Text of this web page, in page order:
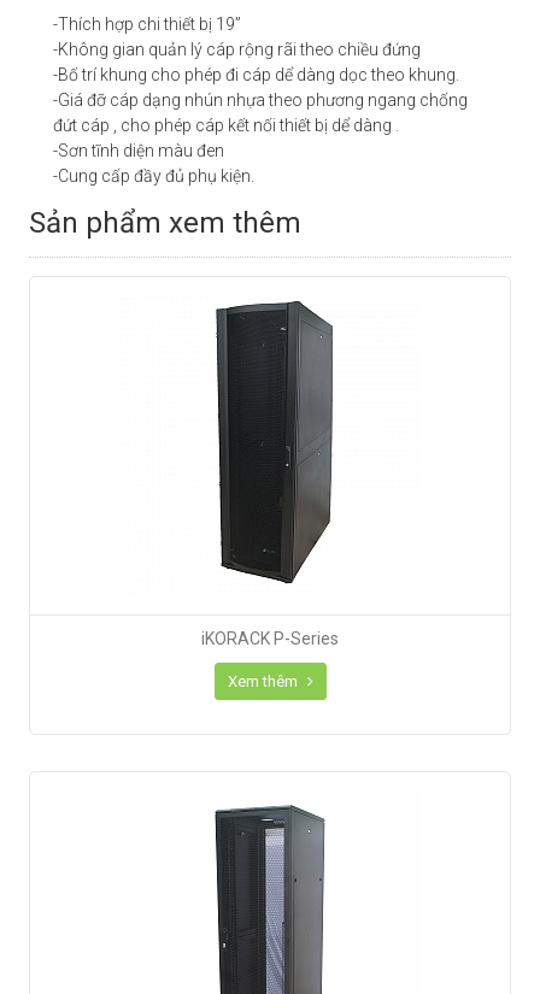
-Thích hợp chi thiết bị 19”
-Không gian quản lý cáp rộng rãi theo chiều đứng
-Bố trí khung cho phép đi cáp dể dàng dọc theo khung.
-Giá đỡ cáp dạng nhún nhựa theo phương ngang chống
đứt cáp , cho phép cáp kết nối thiết bị dể dàng .
-Sơn tĩnh diện màu đen
-Cung cấp đầy đủ phụ kiện.
Sản phẩm xem thêm
iKORACK P-Series
Xem thêm